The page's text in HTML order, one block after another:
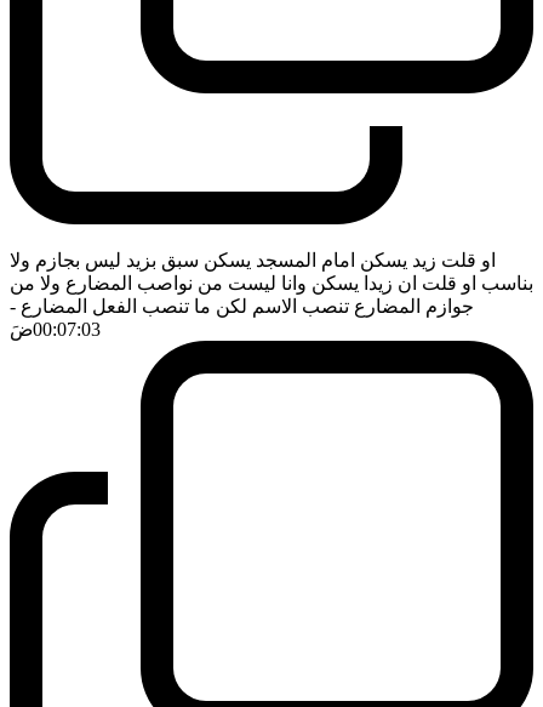
او قلت زيد يسكن امام المسجد يسكن سبق بزيد ليس بجازم ولا
بناسب او قلت ان زيدا يسكن وانا ليست من نواصب المضارع ولا من
جوازم المضارع تنصب الاسم لكن ما تنصب الفعل المضارع -
00:07:03ضَ